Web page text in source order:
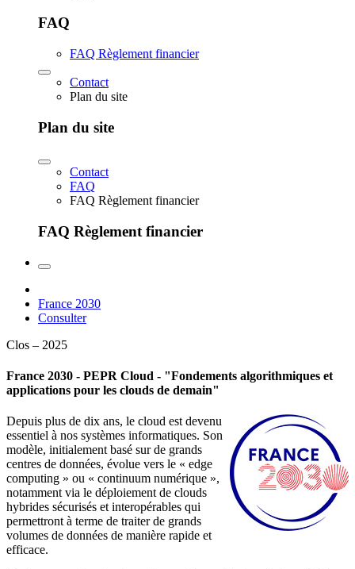
FAQ
FAQ Règlement financier
Contact
Plan du site
Plan du site
Contact
FAQ
FAQ Règlement financier
FAQ Règlement financier
France 2030
Consulter
Clos – 2025
France 2030 - PEPR Cloud - "Fondements algorithmiques et
applications pour les clouds de demain"
Depuis plus de dix ans, le cloud est devenu
essentiel à nos systèmes informatiques. Son
modèle, initialement basé sur de grands
centres de données, évolue vers le « edge
computing » ou « continuum numérique »,
notamment via le déploiement de clouds
hybrides sécurisés et interopérables qui
permettront à terme de traiter de grands
volumes de données de manière rapide et
efficace.